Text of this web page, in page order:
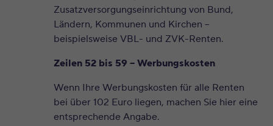
Zusatzversorgungseinrichtung von Bund,
Ländern, Kommunen und Kirchen –
beispielsweise VBL- und ZVK-Renten.
Zeilen 52 bis 59 – Werbungskosten
Wenn Ihre Werbungskosten für alle Renten
bei über 102 Euro liegen, machen Sie hier eine
entsprechende Angabe.